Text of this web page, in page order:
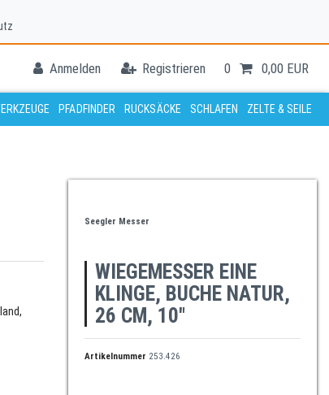
Anmelden Registrieren 0 0,00 EUR
PFADFINDER RUCKSÄCKE SCHLAFEN ZELTE & SEILE
Seegler Messer
WIEGEMESSER EINE
KLINGE, BUCHE NATUR,
26 CM, 10"
Artikelnummer 253.426